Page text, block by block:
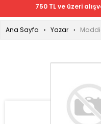
750 TL ve üzeri
Ana Sayfa Yazar